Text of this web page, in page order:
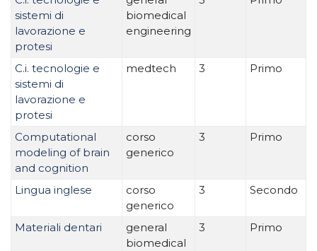
sistemi di
lavorazione e
protesi
biomedical
engineering
C.i. tecnologie e
sistemi di
lavorazione e
protesi
medtech 3 Primo
Computational
modeling of brain
and cognition
corso
generico
3 Primo
Lingua inglese
corso
generico
3 Secondo
Materiali dentari
general
biomedical
3 Primo